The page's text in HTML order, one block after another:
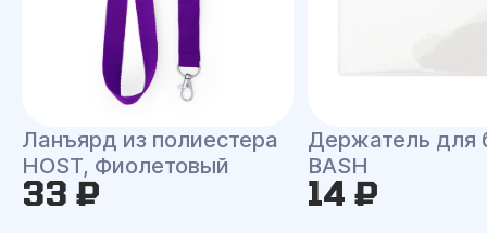
Ланъярд из полиестера
HOST, Фиолетовый
33 ₽
Держатель для
BASH
14 ₽